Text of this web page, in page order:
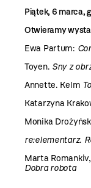
Piątek, 6 marca,
Otwieramy
Ewa Partum:
Toyen. Sny z
Annette. Kelm
Katarzyna
Monika
re:elementarz.
Marta
Dobra robota